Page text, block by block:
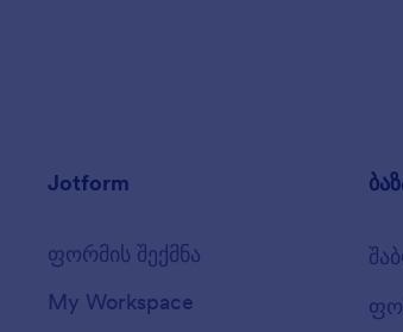
Jotform
ფორმის შექმნა
My Workspace